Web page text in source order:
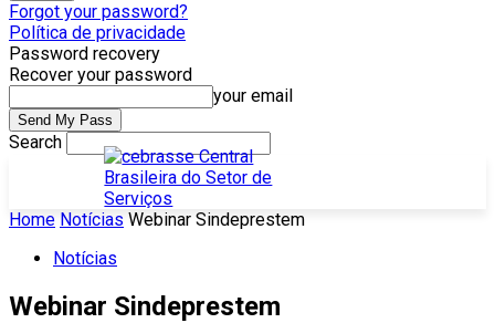
Forgot your password?
Política de privacidade
Password recovery
Recover your password
your email
Search
Home Notícias Webinar Sindeprestem
Notícias
Webinar Sindeprestem